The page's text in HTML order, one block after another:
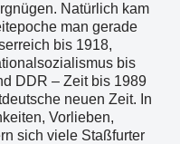
Natürlich kam
man gerade
bis 1918,
bis
DDR – Zeit bis 1989
neuen Zeit. In
Vorlieben,
sich viele Staßfurter